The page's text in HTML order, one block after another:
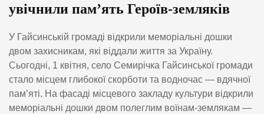
увічнили пам’ять Героїв-земляків
У Гайсинській громаді відкрили меморіальні дошки
двом захисникам, які віддали життя за Україну.
Сьогодні, 1 квітня, село Семирічка Гайсинської громади
стало місцем глибокої скорботи та водночас — вдячної
пам’яті. На фасаді місцевого закладу культури відкрили
меморіальні дошки двом полеглим воїнам-землякам —